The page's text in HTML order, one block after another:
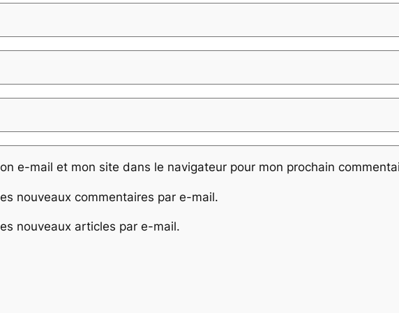
e-mail et mon site dans le navigateur pour mon prochain
nouveaux commentaires par e-mail.
nouveaux articles par e-mail.